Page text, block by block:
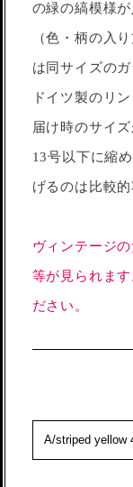
の緑の縞模様
（色・柄の入
は同サイズのガ
ドイツ製のリ
届け時のサイ
13号以下に縮
げるのは比較的
ヴィンテージ
等が見られま
ださい。